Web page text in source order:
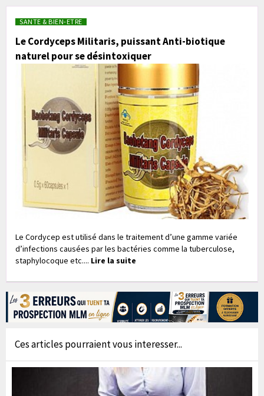
SANTE & BIEN-ETRE
Le Cordyceps Militaris, puissant Anti-biotique
naturel pour se désintoxiquer
Le Cordycep est utilisé dans le traitement d’une gamme variée
d’infections causées par les bactéries comme la tuberculose,
staphylocoque etc.... Lire la suite
Ces articles pourraient vous interesser...